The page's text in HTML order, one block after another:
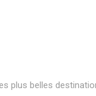
plus belles